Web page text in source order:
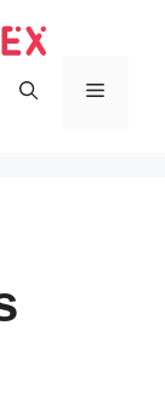
Menu